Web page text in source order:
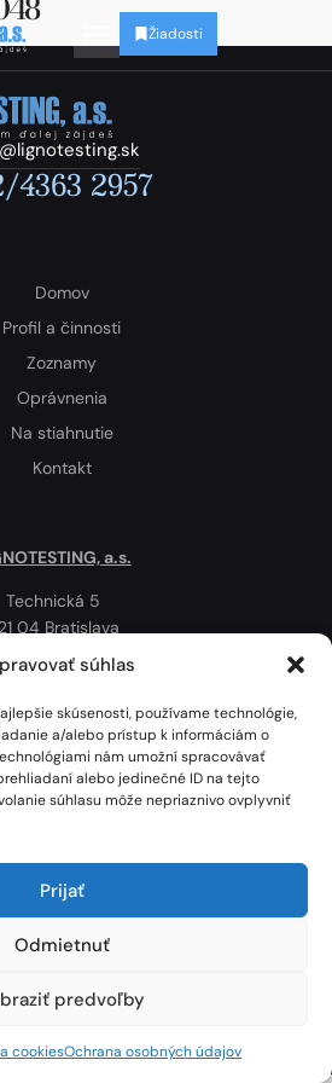
súhlas
skúsenosti, používame technológie,
a/alebo prístup k informáciám o
nám umožní spracovávať
alebo jedinečné ID na tejto
súhlasu môže nepriaznivo ovplyvniť
Prijať
Odmietnuť
predvoľby
cookiesOchrana osobných údajov
Žiadosti
4363 2957
Domov
Profil a činnosti
Zoznamy
Oprávnenia
Na stiahnutie
Kontakt
a.s.
Technická 5
04 Bratislava
republika
používania cookies
práva vyhradené. | Vytvoril: Marek Heinfarth.